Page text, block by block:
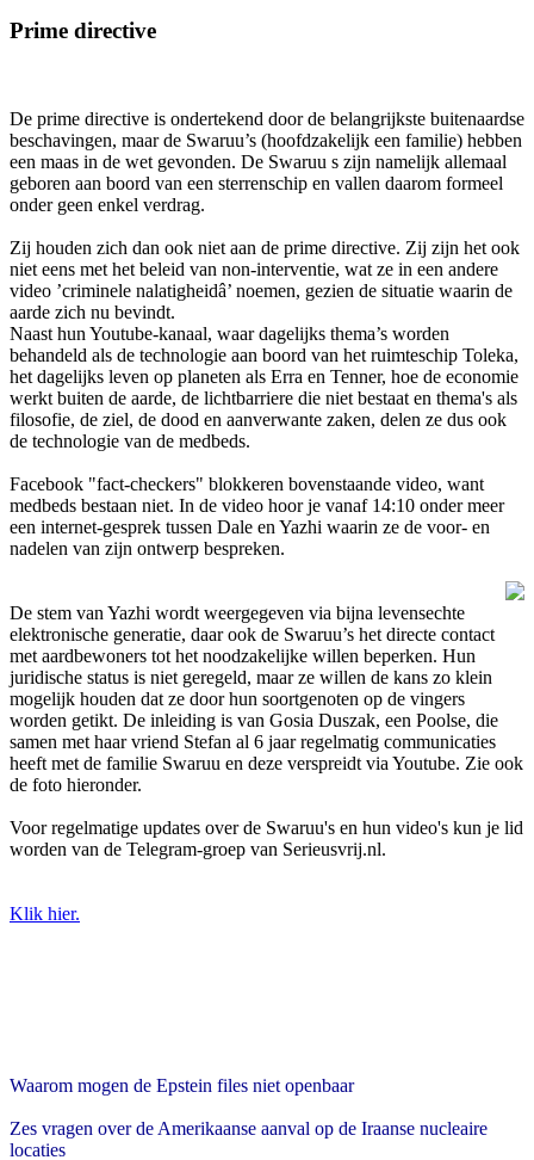
Prime directive
De prime directive is ondertekend door de belangrijkste buitenaardse
beschavingen, maar de Swaruu’s (hoofdzakelijk een familie) hebben
een maas in de wet gevonden. De Swaruu s zijn namelijk allemaal
geboren aan boord van een sterrenschip en vallen daarom formeel
onder geen enkel verdrag.
Zij houden zich dan ook niet aan de prime directive. Zij zijn het ook
niet eens met het beleid van non-interventie, wat ze in een andere
video ’criminele nalatigheidâ’ noemen, gezien de situatie waarin de
aarde zich nu bevindt.
Naast hun Youtube-kanaal, waar dagelijks thema’s worden
behandeld als de technologie aan boord van het ruimteschip Toleka,
het dagelijks leven op planeten als Erra en Tenner, hoe de economie
werkt buiten de aarde, de lichtbarriere die niet bestaat en thema's als
filosofie, de ziel, de dood en aanverwante zaken, delen ze dus ook
de technologie van de medbeds.
Facebook "fact-checkers" blokkeren bovenstaande video, want
medbeds bestaan niet. In de video hoor je vanaf 14:10 onder meer
een internet-gesprek tussen Dale en Yazhi waarin ze de voor- en
nadelen van zijn ontwerp bespreken.
De stem van Yazhi wordt weergegeven via bijna levensechte
elektronische generatie, daar ook de Swaruu’s het directe contact
met aardbewoners tot het noodzakelijke willen beperken. Hun
juridische status is niet geregeld, maar ze willen de kans zo klein
mogelijk houden dat ze door hun soortgenoten op de vingers
worden getikt. De inleiding is van Gosia Duszak, een Poolse, die
samen met haar vriend Stefan al 6 jaar regelmatig communicaties
heeft met de familie Swaruu en deze verspreidt via Youtube. Zie ook
de foto hieronder.
Voor regelmatige updates over de Swaruu's en hun video's kun je lid
worden van de Telegram-groep van Serieusvrij.nl.
Klik hier.
Waarom mogen de Epstein files niet openbaar
Zes vragen over de Amerikaanse aanval op de Iraanse nucleaire
locaties